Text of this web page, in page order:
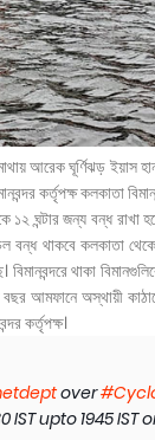
আরেক ঘূর্ণিঝড় ইয়াস
কর্তৃপক্ষ কলকাতা
১২ ঘন্টার জন্য বন্ধ রাখা
থাকবে কলকাতা
থাকা
বছর আমফানে অস্থায়ী
কর্তৃপক্ষ।
over
upto 1945 IST